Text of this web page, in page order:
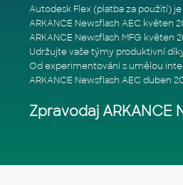
ARKANCE Newsflash AEC květen
ARKANCE Newsflash MFG květen
ARKANCE Newsflash AEC duben
Zpravodaj ARKANCE